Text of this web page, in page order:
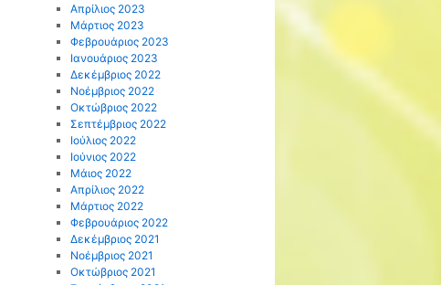
Απρίλιος 2023
Μάρτιος 2023
Φεβρουάριος 2023
Ιανουάριος 2023
Δεκέμβριος 2022
Νοέμβριος 2022
Οκτώβριος 2022
Σεπτέμβριος 2022
Ιούλιος 2022
Ιούνιος 2022
Μάιος 2022
Απρίλιος 2022
Μάρτιος 2022
Φεβρουάριος 2022
Δεκέμβριος 2021
Νοέμβριος 2021
Οκτώβριος 2021